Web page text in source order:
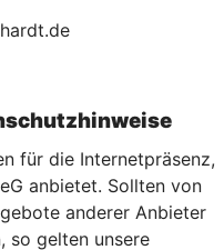
für die Internetpräsenz,
anbietet. Sollten von
anderer Anbieter
so gelten unsere